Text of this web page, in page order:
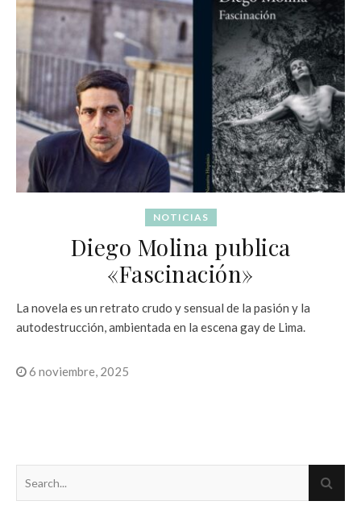
NOTICIAS
Diego Molina publica
«Fascinación»
La novela es un retrato crudo y sensual de la pasión y la
autodestrucción, ambientada en la escena gay de Lima.
6 noviembre, 2025